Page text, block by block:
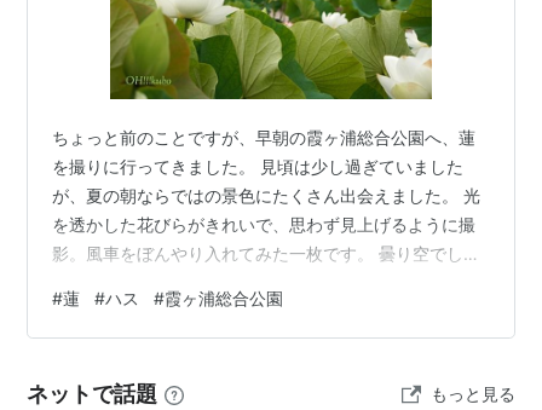
ちょっと前のことですが、早朝の霞ヶ浦総合公園へ、蓮
を撮りに行ってきました。 見頃は少し過ぎていました
が、夏の朝ならではの景色にたくさん出会えました。 光
を透かした花びらがきれいで、思わず見上げるように撮
影。風車をぼんやり入れてみた一枚です。 曇り空でした
れいでした。 仲良く並んだつぼみも気になってパシャリ
寄り添うつぼみが、親子みたいでかわいらしかったで
ドみたいで、私はこれも結構好きです。花だけじゃな
#蓮 #ハス #霞ヶ浦総合公園
ネットで話題 もっと見る